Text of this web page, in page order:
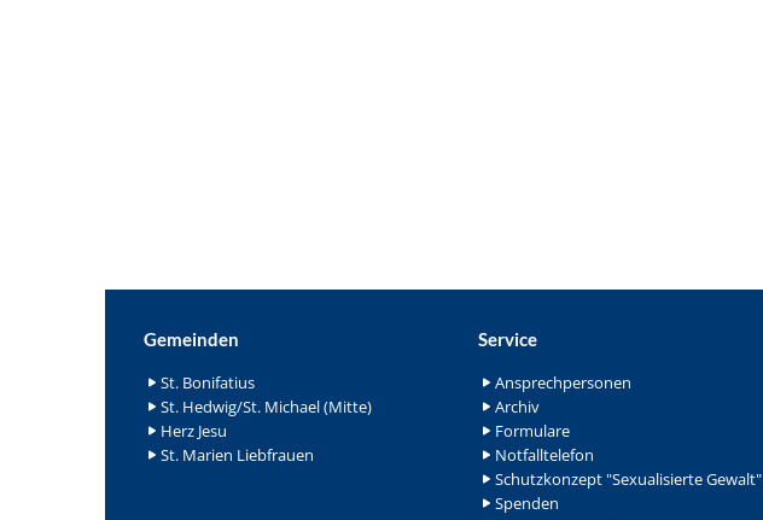
Gemeinden
St. Bonifatius
St. Hedwig/St. Michael (Mitte)
Herz Jesu
St. Marien Liebfrauen
Service
Ansprechpersonen
Archiv
Formulare
Notfalltelefon
Schutzkonzept "Sexualisierte Gewalt"
Spenden